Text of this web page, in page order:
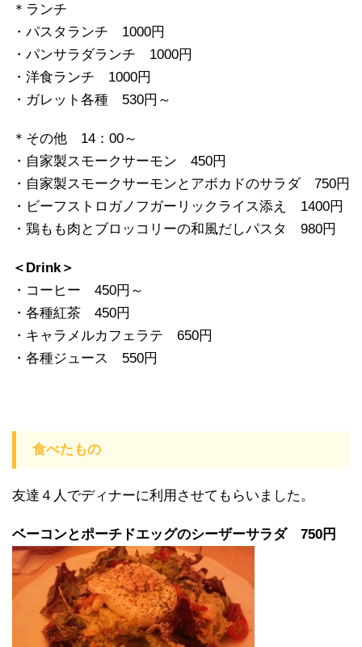
＊ランチ
・パスタランチ 1000円
・パンサラダランチ 1000円
・洋食ランチ 1000円
・ガレット各種 530円～
＊その他 14：00～
・自家製スモークサーモン 450円
・自家製スモークサーモンとアボカドのサラダ 750円
・ビーフストロガノフガーリックライス添え 1400円
・鶏もも肉とブロッコリーの和風だしパスタ 980円
＜Drink＞
・コーヒー 450円～
・各種紅茶 450円
・キャラメルカフェラテ 650円
・各種ジュース 550円
食べたもの
友達４人でディナーに利用させてもらいました。
ベーコンとポーチドエッグのシーザーサラダ 750円